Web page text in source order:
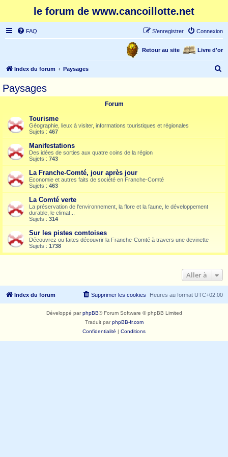
le forum de www.cancoillotte.net
FAQ Connexion
S’enregistrer
Livre d'or
Retour au site
Index du forum Paysages
e
Paysages
Forum
Tourisme
Géographie, lieux à visiter, informations touristiques et régionales
Sujets : 467
Manifestations
Des idées de sorties aux quatre coins de la région
Sujets : 743
La Franche-Comté, jour après jour
Economie et autres faits de société en Franche-Comté
Sujets : 463
La Comté verte
La préservation de l'environnement, la flore et la faune, le développement
durable, le climat...
Sujets : 314
Sur les pistes comtoises
Découvrez ou faites découvrir la Franche-Comté à travers une devinette
Sujets : 1738
Aller à
Index du forum Heures au format UTC+02:00
Supprimer les cookies
Développé parphpBB® Forum Software © phpBB Limited
Traduit parphpBB-fr.com
Confidentialité | Conditions